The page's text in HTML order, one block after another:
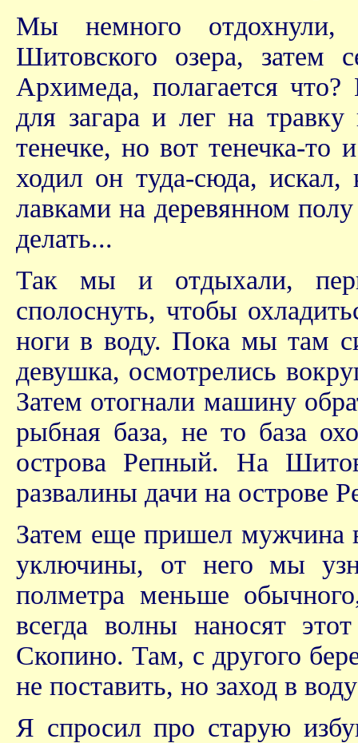
Мы немного отдохнули,
Шитовского озера, затем
Архимеда, полагается
для загара и лег на
тенечке, но вот тенечка-то
ходил он туда-сюда,
лавками на деревянном
делать...
Так мы и отдыхали,
сполоснуть, чтобы
ноги в воду. Пока мы там
девушка, осмотрелись
Затем отогнали машину
рыбная база, не то база
острова Репный. На
развалины дачи на острове
Затем еще пришел мужчина
уключины, от него мы
полметра меньше
всегда волны наносят
Скопино. Там, с другого
не поставить, но заход в
Я спросил про старую